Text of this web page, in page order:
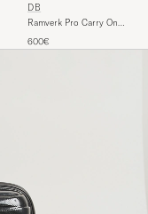
DB
Ramverk Pro Carry On
600€